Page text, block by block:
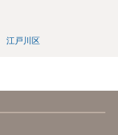
江戸川区